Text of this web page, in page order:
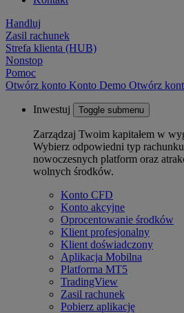
Handluj
Zasil rachunek
Strefa klienta (HUB)
Nonstop
Pomoc
Otwórz konto Konto Demo Otwórz
Inwestuj Toggle submenu
Zarządzaj Twoim kapitałem w
Wybierz odpowiedni typ
nowoczesnych platform oraz
wolnych środków.
Konto CFD
Konto akcyjne
Oprocentowanie środków
Klient profesjonalny
Klient doświadczony
Aplikacja Mobilna
Platforma MT5
TradingView
Zasil rachunek
Pobierz aplikację